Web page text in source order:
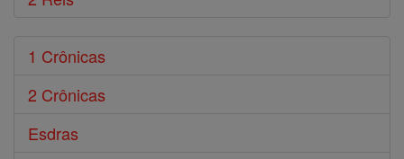
1 Crônicas
2 Crônicas
Esdras